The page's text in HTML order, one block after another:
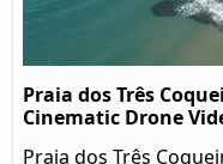
Praia dos Três
Cinematic Drone
Praia dos Três